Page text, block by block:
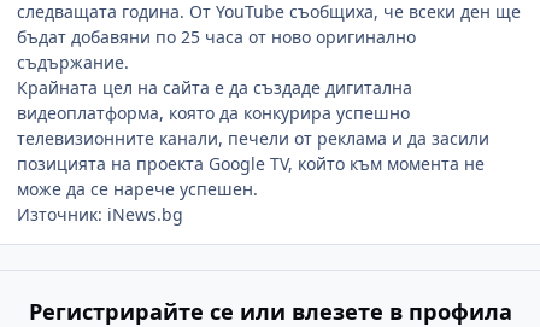
следващата година. От YouTube съобщиха, че всеки ден ще
бъдат добавяни по 25 часа от ново оригинално
съдържание.
Крайната цел на сайта е да създаде дигитална
видеоплатформа, която да конкурира успешно
телевизионните канали, печели от реклама и да засили
позицията на проекта Google TV, който към момента не
може да се нарече успешен.
Източник: iNews.bg
Регистрирайте се или влезете в профила